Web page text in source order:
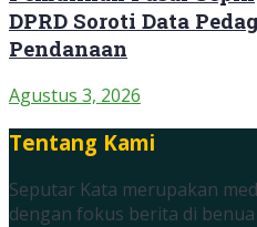
DPRD Soroti Data
Pendanaan
Agustus 3, 2026
Tentang Kami
Seputar Kata merupakan
dengan fokus berita di benua